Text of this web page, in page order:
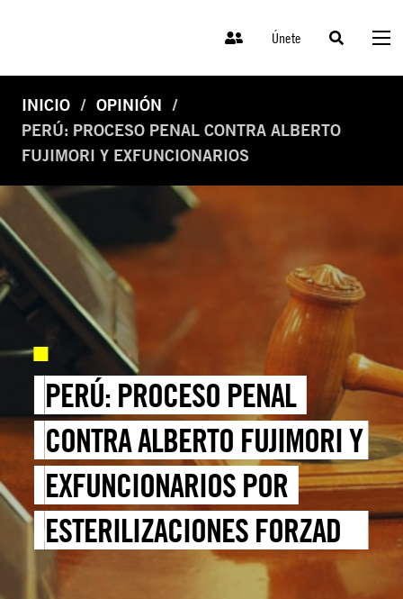
Únete
INICIO
OPINIÓN
PERÚ: PROCESO PENAL CONTRA ALBERTO
FUJIMORI Y EXFUNCIONARIOS
PERÚ: PROCESO PENAL
CONTRA ALBERTO FUJIMORI Y
EXFUNCIONARIOS POR
ESTERILIZACIONES FORZADAS
ES PASO IMPORTANTE EN